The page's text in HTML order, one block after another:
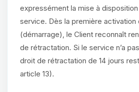
expressément la mise à
service. Dès la première activation
(démarrage), le Client reconnaît
de rétractation. Si le service n’a
droit de rétractation de 14 jours
article 13).